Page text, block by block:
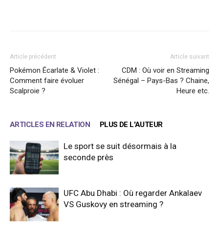
Article précédent
Pokémon Écarlate & Violet :
Comment faire évoluer
Scalproie ?
Article suivant
CDM : Où voir en Streaming
Sénégal – Pays-Bas ? Chaine,
Heure etc.
ARTICLES EN RELATION PLUS DE L'AUTEUR
Le sport se suit désormais à la
seconde près
UFC Abu Dhabi : Où regarder Ankalaev
VS Guskovy en streaming ?